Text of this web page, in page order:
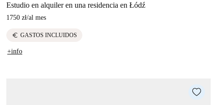
Estudio en alquiler en una residencia en Łódź
1750 zł/al mes
euro GASTOS INCLUIDOS
+info